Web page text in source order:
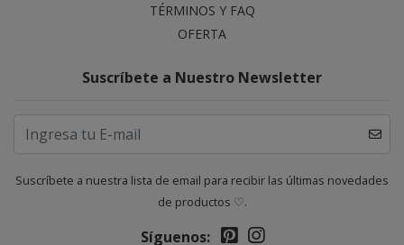
TÉRMINOS Y FAQ
OFERTA
Suscríbete a Nuestro Newsletter
Suscríbete a nuestra lista de email para recibir las últimas novedades
de productos ♡.
Síguenos: